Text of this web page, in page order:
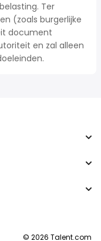
Ter
(zoals burgerlijke
document
en zal alleen
© 2026 Talent.com